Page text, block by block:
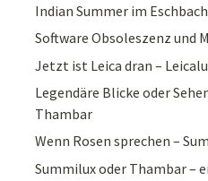
Indian Summer im
Software Obsoleszenz und
Jetzt ist Leica dran –
Legendäre Blicke oder
Thambar
Wenn Rosen sprechen –
Summilux oder Thambar –